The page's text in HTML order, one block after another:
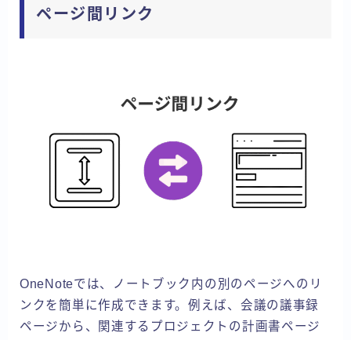
ページ間リンク
OneNoteでは、ノートブック内の別のページへのリ
ンクを簡単に作成できます。例えば、会議の議事録
ページから、関連するプロジェクトの計画書ページ